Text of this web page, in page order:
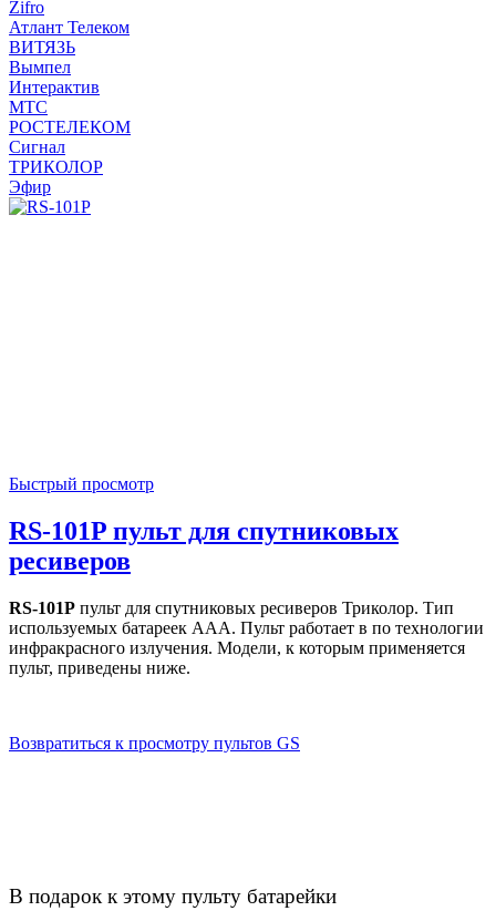
Zifro
Атлант Телеком
ВИТЯЗЬ
Вымпел
Интерактив
МТС
РОСТЕЛЕКОМ
Сигнал
ТРИКОЛОР
Эфир
Быстрый просмотр
RS-101P пульт для спутниковых
ресиверов
RS-101P пульт для спутниковых ресиверов Триколор. Тип
используемых батареек AAA. Пульт работает в по технологии
инфракрасного излучения. Модели, к которым применяется
пульт, приведены ниже.
Возвратиться к просмотру пультов GS
В подарок к этому пульту батарейки